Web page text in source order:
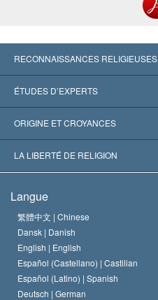
RECONNAISSANCES RELIGIEUSES
États-Unis
Reconnaissances internationales
Décisions historiques
ÉTUDES D’EXPERTS
Expertises par catégorie
Les plus grands experts au
ORIGINE ET CROYANCES
L. Ron Hubbard
Le Credo de l’église de
Le Code du scientologue
David Miscavige
LA LIBERTÉ DE RELIGION
Les normes internationales des
Proclamation sur la religion
Langue
繁體中文 | Chinese
Dansk | Danish
English | English
Español (Castellano) | Castilian
Español (Latino) | Spanish
Deutsch | German